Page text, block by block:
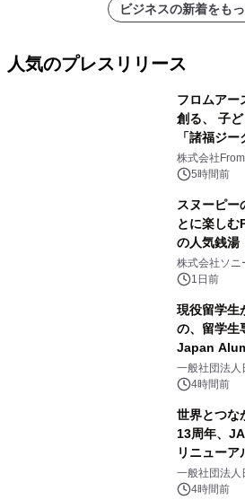
ビジネスの新着をも
人気のプレスリリース
フロムアー
創る、 子
「諸福ジ
(日)開催
株式会社
5時間前
スヌーピー
とに楽し
の人気銭湯
ラボレー
ボグッズも
株式会社ソニ
1日前
現役留学生
の、留学生
Japan
をリリース
一般社団法人
4時間前
世界とつな
13周年、
リニューア
一般社団法人
4時間前